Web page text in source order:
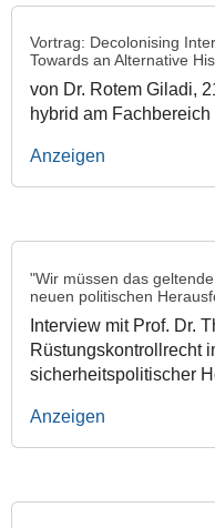
Vortrag: Decolonising
Towards an Alternative
von Dr. Rotem Giladi,
hybrid am
Anzeigen
"Wir müssen das
neuen politischen
Interview mit Prof. Dr.
Rüstungskontrollrecht
sicherheitspolitischer
Anzeigen